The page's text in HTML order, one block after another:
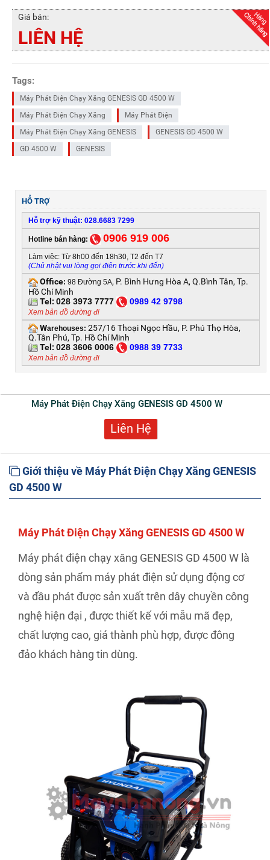
Giá bán:
LIÊN HỆ
Tags:
Máy Phát Điện Chạy Xăng GENESIS GD 4500 W
Máy Phát Điện Chạy Xăng
Máy Phát Điện
Máy Phát Điện Chạy Xăng GENESIS
GENESIS GD 4500 W
GD 4500 W
GENESIS
HỖ TRỢ
Hỗ trợ kỹ thuật: 028.6683 7299
Hotline bán hàng: 0906 919 006
Làm việc: Từ 8h00 đến 18h30, T2 đến T7
(Chủ nhật vui lòng gọi điện trước khi đến)
Office: 98 Đường 5A, P. Bình Hưng Hòa A, Q.Bình Tân, Tp.
Hồ Chí Minh
Tel: 028 3973 7777 0989 42 9798
Xem bản đồ đường đi
Warehouses: 257/16 Thoại Ngọc Hầu, P. Phú Thọ Hòa,
Q.Tân Phú, Tp. Hồ Chí Minh
Tel: 028 3606 0006 0988 39 7733
Xem bản đồ đường đi
Máy Phát Điện Chạy Xăng GENESIS GD 4500 W
Liên Hệ
Giới thiệu về Máy Phát Điện Chạy Xăng GENESIS
GD 4500 W
Máy Phát Điện Chạy Xăng GENESIS GD 4500 W
Máy phát điện chạy xăng GENESIS GD 4500 W là
dòng sản phẩm máy phát điện sử dụng động cơ
và đầu phát được sản xuất trên dây chuyền công
nghệ hiện đại , được thiết kế với mẫu mã đẹp,
chất lượng cao, giá thành phù hợp, được đông
đảo khách hàng tin dùng.